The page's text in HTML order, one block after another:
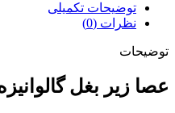
توضیحات تکمیلی
نظرات (0)
توضیحات
عصا زیر بغل